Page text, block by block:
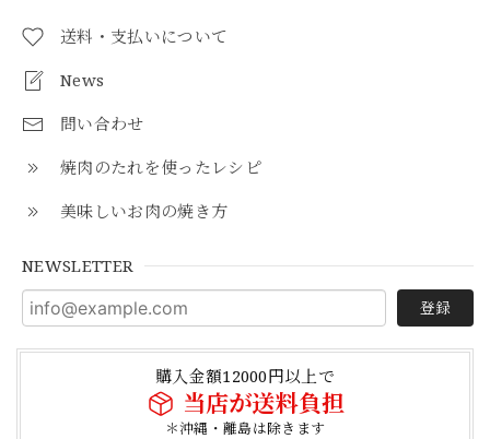
送料・支払いについて
News
問い合わせ
焼肉のたれを使ったレシピ
美味しいお肉の焼き方
NEWSLETTER
登録
購入金額12000円以上で
当店が送料負担
＊沖縄・離島は除きます